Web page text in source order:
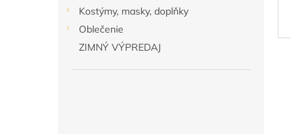
Kostýmy, masky, doplňky
Oblečenie
ZIMNÝ VÝPREDAJ